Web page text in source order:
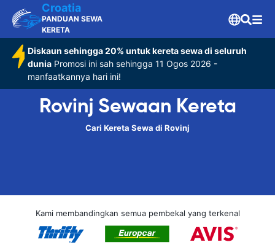
Croatia
PANDUAN SEWA
KERETA
Diskaun sehingga 20% untuk kereta sewa di seluruh
dunia Promosi ini sah sehingga 11 Ogos 2026 -
manfaatkannya hari ini!
Rovinj Sewaan Kereta
Cari Kereta Sewa di Rovinj
Kami membandingkan semua pembekal yang terkenal